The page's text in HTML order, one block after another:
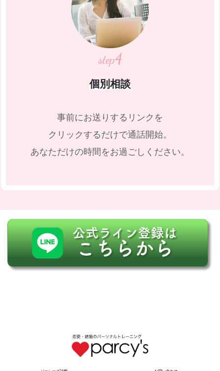
step4
個別相談
事前にお送りするリンクを
クリックするだけで通話開始。
あなただけの時間をお過ごしください。